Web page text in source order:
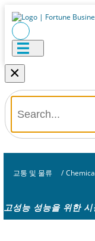
×
교통 및 물류 /
고성능 성능을 위한